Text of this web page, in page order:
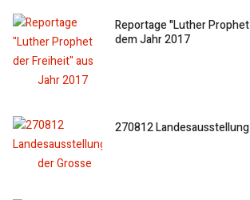
Reportage "Luther
dem Jahr 2017
270812